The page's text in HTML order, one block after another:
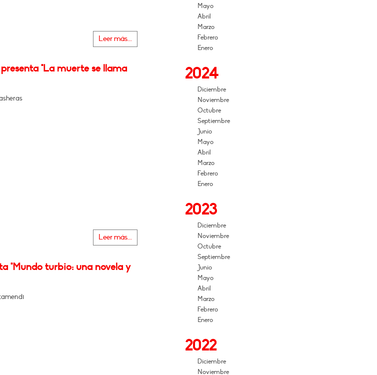
Leer más...
"La muerte se llama
Leer más...
"Mundo turbio: una novela y
Mayo
Abril
Marzo
Febrero
Enero
2024
Diciembre
Noviembre
Octubre
Septiembre
Junio
Mayo
Abril
Marzo
Febrero
Enero
2023
Diciembre
Noviembre
Octubre
Septiembre
Junio
Mayo
Abril
Marzo
Febrero
Enero
2022
Diciembre
Noviembre